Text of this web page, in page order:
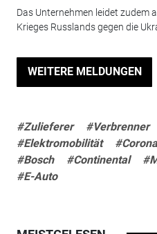
Das Unternehmen leidet zudem
Krieges Russlands gegen die
WEITERE MELDUNGEN
#Zulieferer #Verbrenner
#Elektromobilität
#Corona
#Bosch
#Continental
#E-Auto